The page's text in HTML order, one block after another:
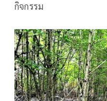
กิจกรรม